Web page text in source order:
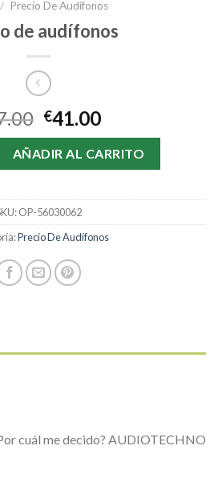
/ Precio De Audífonos
de audífonos
€41.00
cantidad
AÑADIR AL CARRITO
OP-56030062
Precio De Audífonos
cuál me decido? AUDIOTECHNO